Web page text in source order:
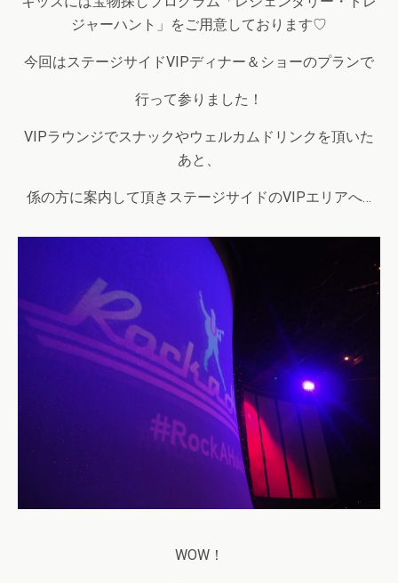
ジャーハント」をご用意しております♡
今回はステージサイドVIPディナー＆ショーのプランで
行って参りました！
VIPラウンジでスナックやウェルカムドリンクを頂いた
あと、
係の方に案内して頂きステージサイドのVIPエリアへ…
WOW！